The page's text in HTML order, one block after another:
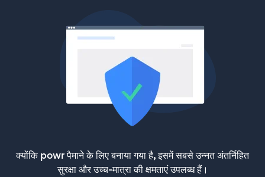
क्योंकि powr पैमाने के लिए बनाया गया है, इसमें सबसे उन्नत अंतर्निहित
सुरक्षा और उच्च-मात्रा की क्षमताएं उपलब्ध हैं।